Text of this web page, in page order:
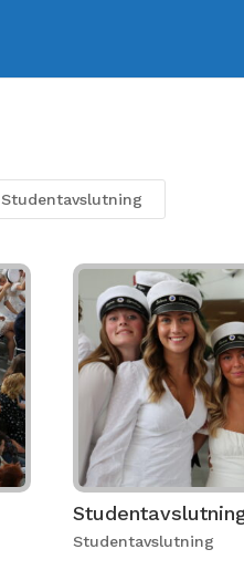
Studentavslutning
Studentavslutning